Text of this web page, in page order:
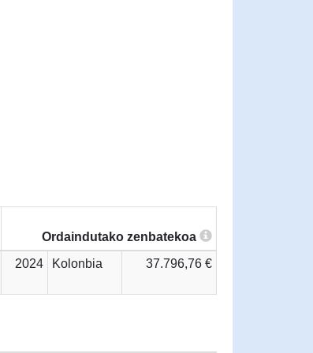
Ordaindutako zenbatekoa
2024 Kolonbia 37.796,76 €